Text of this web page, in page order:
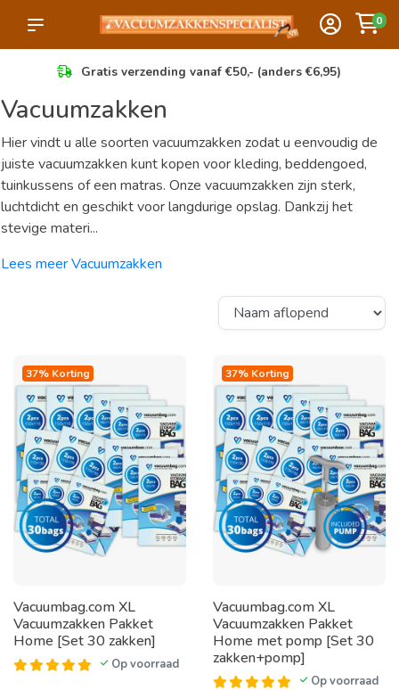
0
Gratis verzending vanaf €50,- (anders €6,95)
Vacuumzakken
Hier vindt u alle soorten vacuumzakken zodat u eenvoudig de
juiste vacuumzakken kunt kopen voor kleding, beddengoed,
tuinkussens of een matras. Onze vacuumzakken zijn sterk,
luchtdicht en geschikt voor langdurige opslag. Dankzij het
stevige materi...
Lees meer Vacuumzakken
37% Korting
Vacuumbag.com XL
Vacuumzakken Pakket
Home [Set 30 zakken]
Op voorraad
37% Korting
Vacuumbag.com XL
Vacuumzakken Pakket
Home met pomp [Set 30
zakken+pomp]
Op voorraad